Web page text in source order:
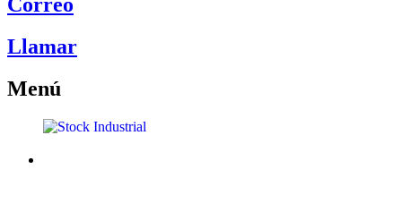
Correo
Llamar
Menú